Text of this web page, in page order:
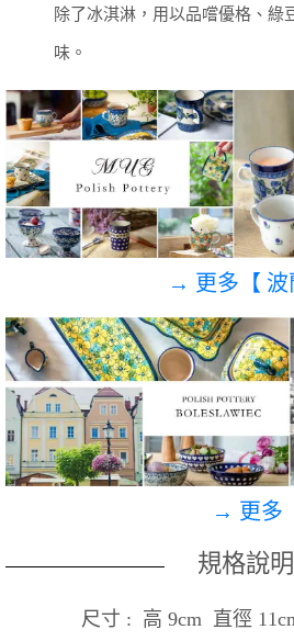
除了冰淇淋，用以品嚐優格、綠
味。
→ 更多【 波
→ 更多
規格說明
尺寸 : 高 9cm 直徑